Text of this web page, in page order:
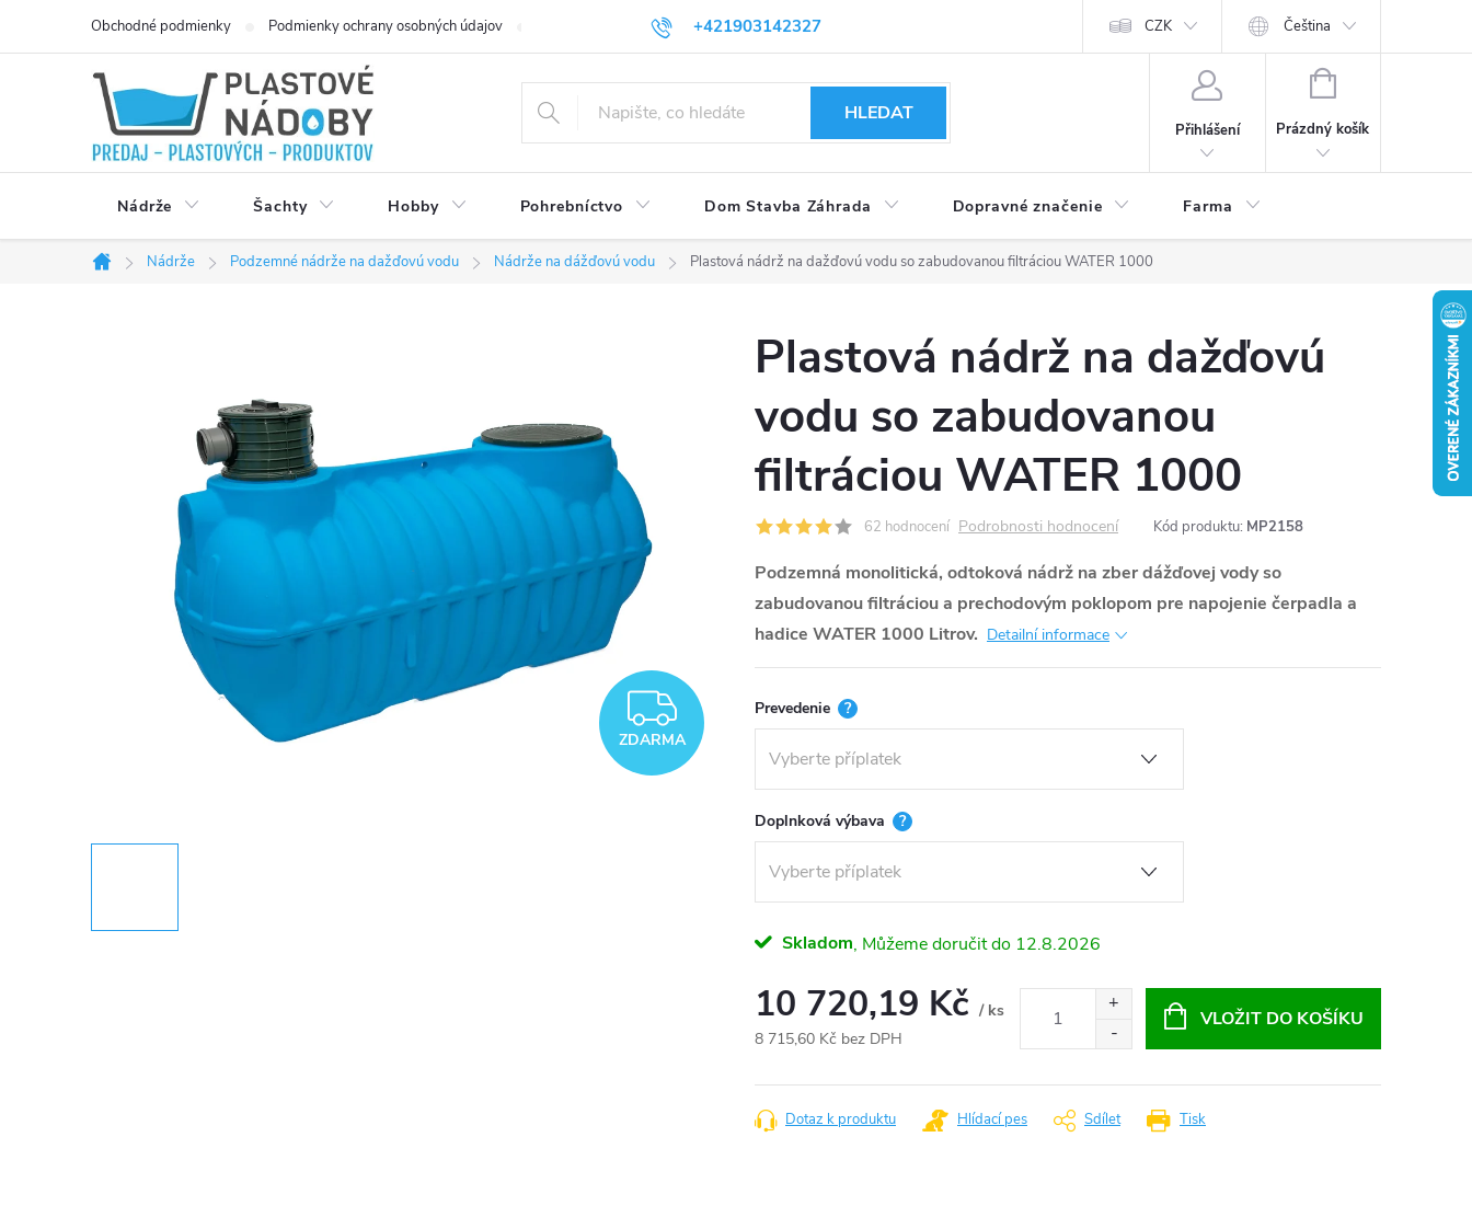
+421903142327
eshop@plastovenadoby.sk
Obchodné podmienky Podmienky ochrany osobných údajov CZK Čeština
HLEDAT
Přihlášení
NÁKUPNÍ
Prázdný košík
Nádrže Šachty Hobby Pohrebníctvo Dom Stavba Záhrada Dopravné značenie Farma
Domů
Nádrže Podzemné nádrže na dažďovú vodu Nádrže na dážďovú vodu Plastová nádrž na dažďovú vodu so zabudovanou filtráciou WATER 1000
ZDARMA
ZDARMA
Plastová nádrž na dažďovú
vodu so zabudovanou
filtráciou WATER 1000
62 hodnocení Podrobnosti hodnocení Kód produktu: MP2158
Podzemná monolitická, odtoková nádrž na zber dážďovej vody so
zabudovanou filtráciou a prechodovým poklopom pre napojenie čerpadla a
hadice WATER 1000 Litrov. Detailní informace
Prevedenie ?
Doplnková výbava ?
Skladom 12.8.2026
10 720,19 Kč / ks
8 715,60 Kč bez DPH
cena:
VLOŽIT DO KOŠÍKU
Tisk
Dotaz k produktu Hlídací pes Sdílet